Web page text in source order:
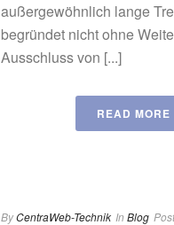
außergewöhnlich lange
begründet nicht ohne
Ausschluss von [...]
READ MORE
ByCentraWeb-Technik In Blog